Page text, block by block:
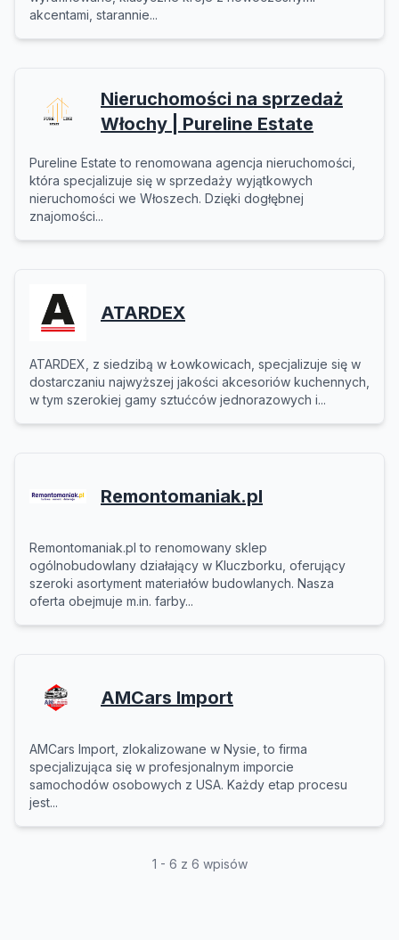
akcentami, starannie...
Nieruchomości na sprzedaż
Włochy | Pureline Estate
Pureline Estate to renomowana agencja nieruchomości,
która specjalizuje się w sprzedaży wyjątkowych
nieruchomości we Włoszech. Dzięki dogłębnej
znajomości...
ATARDEX
ATARDEX, z siedzibą w Łowkowicach, specjalizuje się w
dostarczaniu najwyższej jakości akcesoriów kuchennych,
w tym szerokiej gamy sztućców jednorazowych i...
Remontomaniak.pl
Remontomaniak.pl to renomowany sklep
ogólnobudowlany działający w Kluczborku, oferujący
szeroki asortyment materiałów budowlanych. Nasza
oferta obejmuje m.in. farby...
AMCars Import
AMCars Import, zlokalizowane w Nysie, to firma
specjalizująca się w profesjonalnym imporcie
samochodów osobowych z USA. Każdy etap procesu
jest...
1 - 6 z 6 wpisów